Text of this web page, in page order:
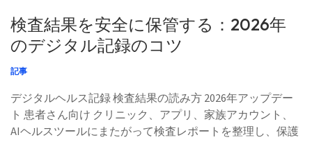
検査結果を安全に保管する：2026年
のデジタル記録のコツ
記事
デジタルヘルス記録 検査結果の読み方 2026年アップデー
ト 患者さん向け クリニック、アプリ、家族アカウント、
AIヘルスツールにまたがって検査レポートを整理し、保護